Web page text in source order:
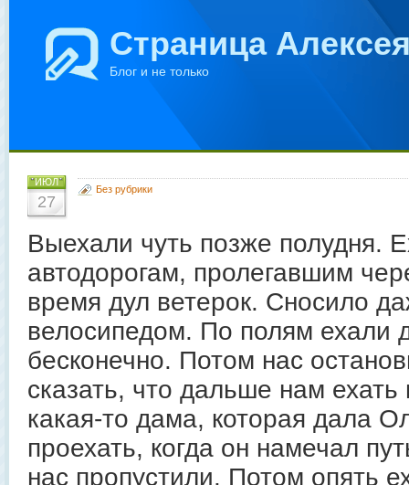
Страница
Блог и не только
ИЮЛ
27
Без рубрики
Выехали чуть позже полудня.
автодорогам, пролегавшим
время дул ветерок. Сносило
велосипедом. По полям ехали
бесконечно. Потом нас
сказать, что дальше нам
какая-то дама, которая дала
проехать, когда он намечал
нас пропустили. Потом опять